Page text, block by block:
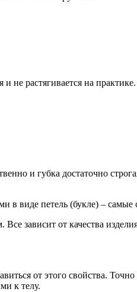
не растягивается на практике.
и губка достаточно
в виде петель (букле) – самые
зависит от качества
от этого свойства.
к телу.